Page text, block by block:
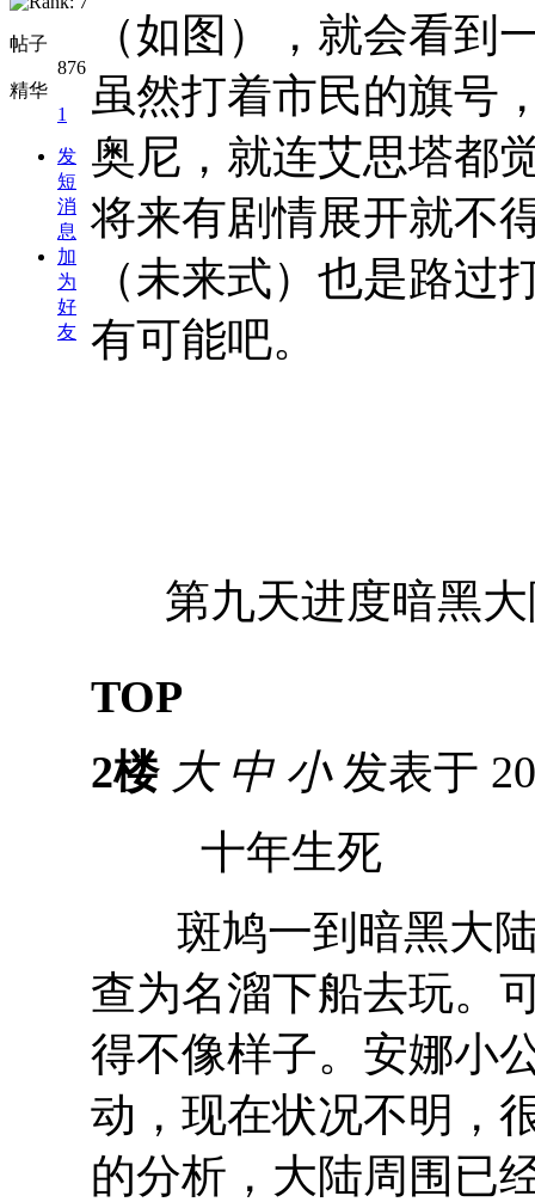
帖子
876
精华
1
发
短
消
息
加
为
好
友
（如图），就会看到
虽然打着市民的旗号
奥尼，就连艾思塔都
将来有剧情展开就不
（未来式）也是路过
有可能吧。
第九天进度暗黑
TOP
2楼 大 中 小发表于
十年生死
斑鸠一到暗黑大
查为名溜下船去玩。
得不像样子。安娜小
动，现在状况不明，
的分析，大陆周围已